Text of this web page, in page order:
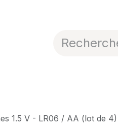
1.5 V - LR06 / AA (lot de 4)